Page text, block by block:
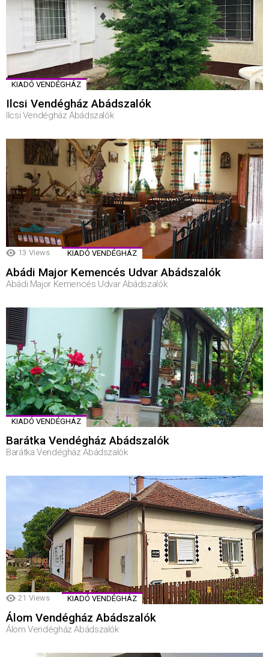
KIADÓ VENDÉGHÁZ
Ilcsi Vendégház Abádszalók
Ilcsi Vendégház Abádszalók
13 Views KIADÓ VENDÉGHÁZ
Abádi Major Kemencés Udvar Abádszalók
Abádi Major Kemencés Udvar Abádszalók
KIADÓ VENDÉGHÁZ
Barátka Vendégház Abádszalók
Barátka Vendégház Abádszalók
21 Views KIADÓ VENDÉGHÁZ
Álom Vendégház Abádszalók
Álom Vendégház Abádszalók